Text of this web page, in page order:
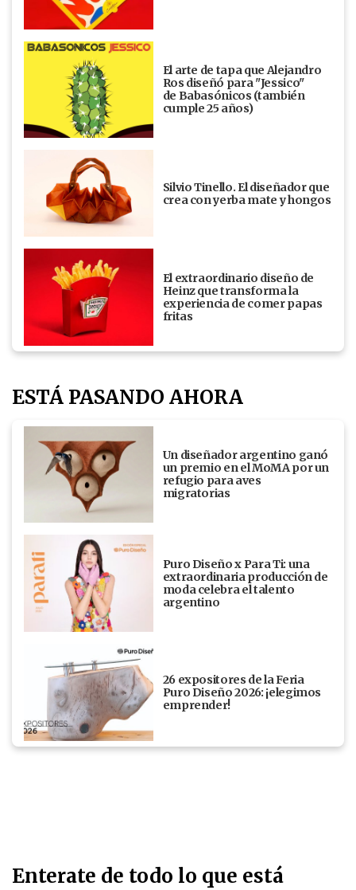
El arte de tapa que Alejandro
Ros diseñó para "Jessico"
de Babasónicos (también
cumple 25 años)
Silvio Tinello. El diseñador que
crea con yerba mate y hongos
El extraordinario diseño de
Heinz que transforma la
experiencia de comer papas
fritas
ESTÁ PASANDO AHORA
Un diseñador argentino ganó
un premio en el MoMA por un
refugio para aves
migratorias
Puro Diseño x Para Ti: una
extraordinaria producción de
moda celebra el talento
argentino
26 expositores de la Feria
Puro Diseño 2026: ¡elegimos
emprender!
Enterate de todo lo que está